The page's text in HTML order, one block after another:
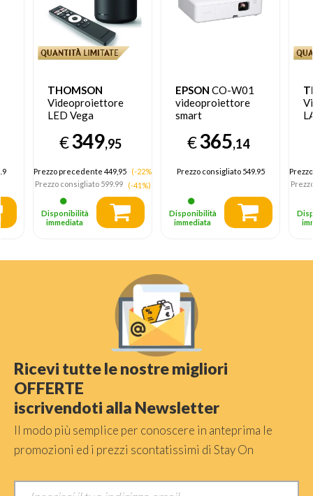
THOMSON
Videoproiettore
LED Vega
Full HD
€349,95
Prezzo precedente 449,95
(-22%)
Prezzo consigliato599.99 (-41%)
Disponibilità
immediata
EPSON CO-W01
videoproiettore
smart
€365,14
Prezzo consigliato549.95
Disponibilità
immediata
Ricevi tutte le nostre migliori
OFFERTE
iscrivendoti alla Newsletter
Il modo più semplice per conoscere in anteprima le
promozioni ed i prezzi scontatissimi di Stay On